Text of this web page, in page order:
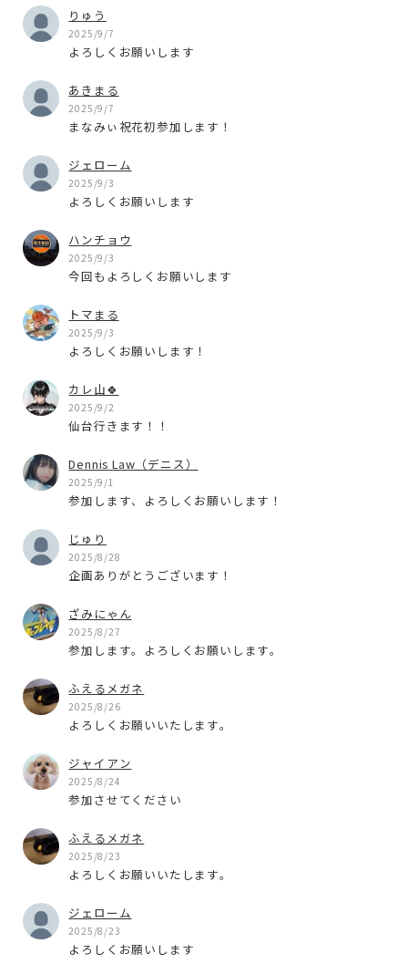
りゅう
2025/9/7
よろしくお願いします
あきまる
2025/9/7
まなみぃ祝花初参加します！
ジェローム
2025/9/3
よろしくお願いします
ハンチョウ
2025/9/3
今回もよろしくお願いします
トマまる
2025/9/3
よろしくお願いします！
カレ山🍀
2025/9/2
仙台行きます！！
Dennis Law（デニス）
2025/9/1
参加します、よろしくお願いします！
じゅり
2025/8/28
企画ありがとうございます！
ざみにゃん
2025/8/27
参加します。よろしくお願いします。
ふえるメガネ
2025/8/26
よろしくお願いいたします。
ジャイアン
2025/8/24
参加させてください
ふえるメガネ
2025/8/23
よろしくお願いいたします。
ジェローム
2025/8/23
よろしくお願いします